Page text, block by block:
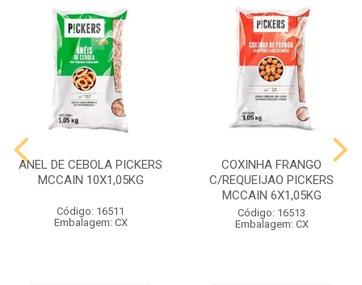
ANEL DE CEBOLA PICKERS
MCCAIN 10X1,05KG
Código: 16511
Embalagem: CX
COXINHA FRANGO
C/REQUEIJAO PICKERS
MCCAIN 6X1,05KG
Código: 16513
Embalagem: CX